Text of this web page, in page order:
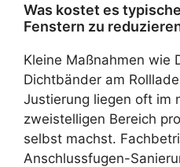
Was kostet es
Fenstern zu
Kleine Maßnahmen wie
Dichtbänder am
Justierung liegen oft im
zweistelligen Bereich
selbst machst.
Anschlussfugen-